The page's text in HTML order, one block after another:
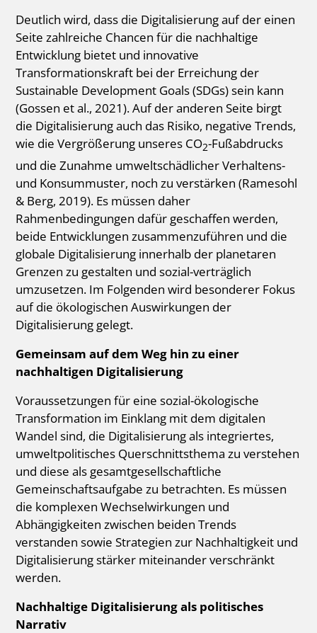
Deutlich wird, dass die Digitalisierung auf der einen
Seite zahlreiche Chancen für die nachhaltige
Entwicklung bietet und innovative
Transformationskraft bei der Erreichung der
Sustainable Development Goals (SDGs) sein kann
(Gossen et al., 2021). Auf der anderen Seite birgt
die Digitalisierung auch das Risiko, negative Trends,
wie die Vergrößerung unseres CO2-Fußabdrucks
und die Zunahme umweltschädlicher Verhaltens-
und Konsummuster, noch zu verstärken (Ramesohl
& Berg, 2019). Es müssen daher
Rahmenbedingungen dafür geschaffen werden,
beide Entwicklungen zusammenzuführen und die
globale Digitalisierung innerhalb der planetaren
Grenzen zu gestalten und sozial-verträglich
umzusetzen. Im Folgenden wird besonderer Fokus
auf die ökologischen Auswirkungen der
Digitalisierung gelegt.
Gemeinsam auf dem Weg hin zu einer
nachhaltigen Digitalisierung
Voraussetzungen für eine sozial-ökologische
Transformation im Einklang mit dem digitalen
Wandel sind, die Digitalisierung als integriertes,
umweltpolitisches Querschnittsthema zu verstehen
und diese als gesamtgesellschaftliche
Gemeinschaftsaufgabe zu betrachten. Es müssen
die komplexen Wechselwirkungen und
Abhängigkeiten zwischen beiden Trends
verstanden sowie Strategien zur Nachhaltigkeit und
Digitalisierung stärker miteinander verschränkt
werden.
Nachhaltige Digitalisierung als politisches
Narrativ